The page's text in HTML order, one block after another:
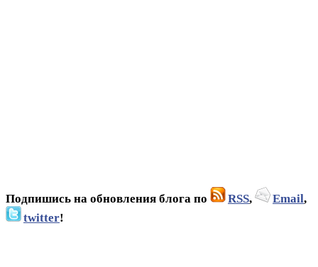
Подпишись на обновления блога по RSS, Email,
twitter!